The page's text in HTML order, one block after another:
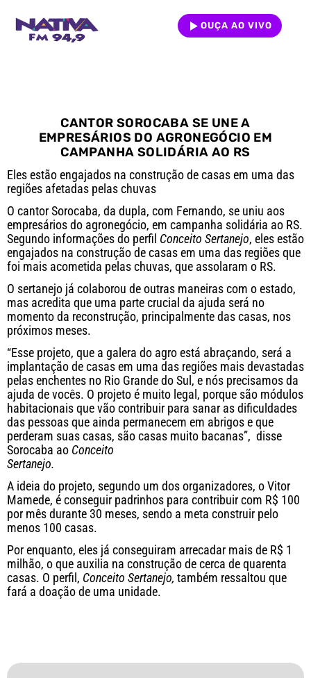
OUÇA AO VIVO
CANTOR SOROCABA SE UNE A
EMPRESÁRIOS DO AGRONEGÓCIO EM
CAMPANHA SOLIDÁRIA AO RS
Eles estão engajados na construção de casas em uma das
regiões afetadas pelas chuvas
O cantor Sorocaba, da dupla, com Fernando, se uniu aos
empresários do agronegócio, em campanha solidária ao RS.
Segundo informações do perfil Conceito Sertanejo, eles estão
engajados na construção de casas em uma das regiões que
foi mais acometida pelas chuvas, que assolaram o RS.
O sertanejo já colaborou de outras maneiras com o estado,
mas acredita que uma parte crucial da ajuda será no
momento da reconstrução, principalmente das casas, nos
próximos meses.
“Esse projeto, que a galera do agro está abraçando, será a
implantação de casas em uma das regiões mais devastadas
pelas enchentes no Rio Grande do Sul, e nós precisamos da
ajuda de vocês. O projeto é muito legal, porque são módulos
habitacionais que vão contribuir para sanar as dificuldades
das pessoas que ainda permanecem em abrigos e que
perderam suas casas, são casas muito bacanas”, disse
Sorocaba ao Conceito
Sertanejo.
A ideia do projeto, segundo um dos organizadores, o Vitor
Mamede, é conseguir padrinhos para contribuir com R$ 100
por mês durante 30 meses, sendo a meta construir pelo
menos 100 casas.
Por enquanto, eles já conseguiram arrecadar mais de R$ 1
milhão, o que auxilia na construção de cerca de quarenta
casas. O perfil, Conceito Sertanejo, também ressaltou que
fará a doação de uma unidade.